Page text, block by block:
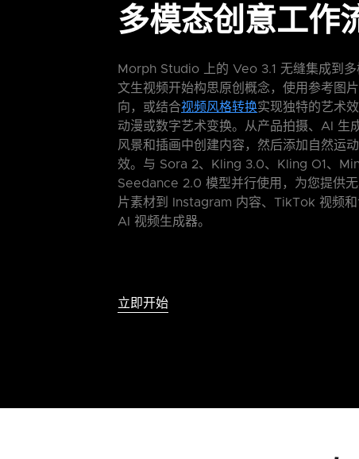
多模态创意工作
Morph Studio 上的 Veo 3.1 无缝集成到多
文生视频开始构思原创概念，使用参考图
向，或结合视频风格转换实现独特的艺术
动漫或数字艺术变换。从产品拍摄、AI 生
风景和插画中创建内容，然后添加自然运
效。与 Sora 2、Kling 3.0、Kling O1、
Seedance 2.0 模型并行使用，为您提供
片素材到 Instagram 内容、TikTok 视频
AI 视频生成器。
立即开始